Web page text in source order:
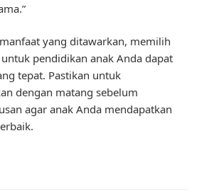
yang ditawarkan, memilih
pendidikan anak Anda dapat
tepat. Pastikan untuk
dengan matang sebelum
agar anak Anda mendapatkan